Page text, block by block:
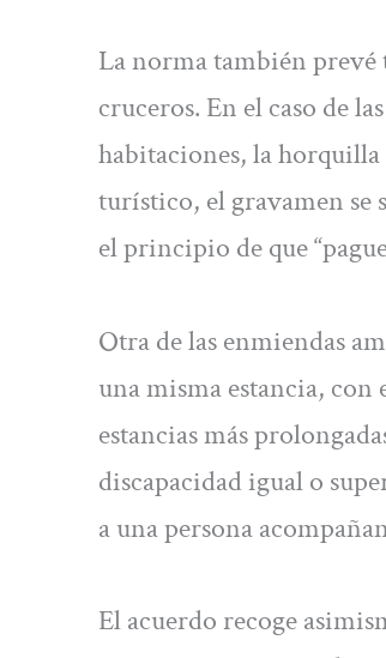
La norma también prevé
cruceros. En el caso de
habitaciones, la horquilla
turístico, el gravamen se
el principio de que
Otra de las enmiendas
una misma estancia,
estancias más
discapacidad igual o
a una persona
El acuerdo recoge